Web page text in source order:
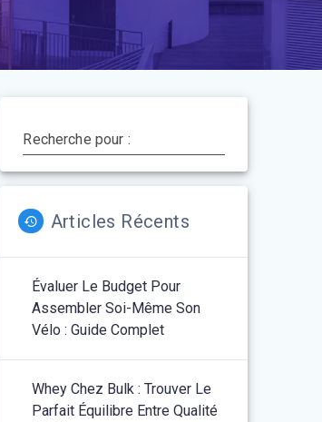
Recherche pour :
Articles Récents
Évaluer Le Budget Pour
Assembler Soi-Même Son
Vélo : Guide Complet
Whey Chez Bulk : Trouver Le
Parfait Équilibre Entre Qualité